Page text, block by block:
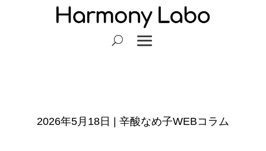
2026年5月18日 | 辛酸なめ子WEBコラム